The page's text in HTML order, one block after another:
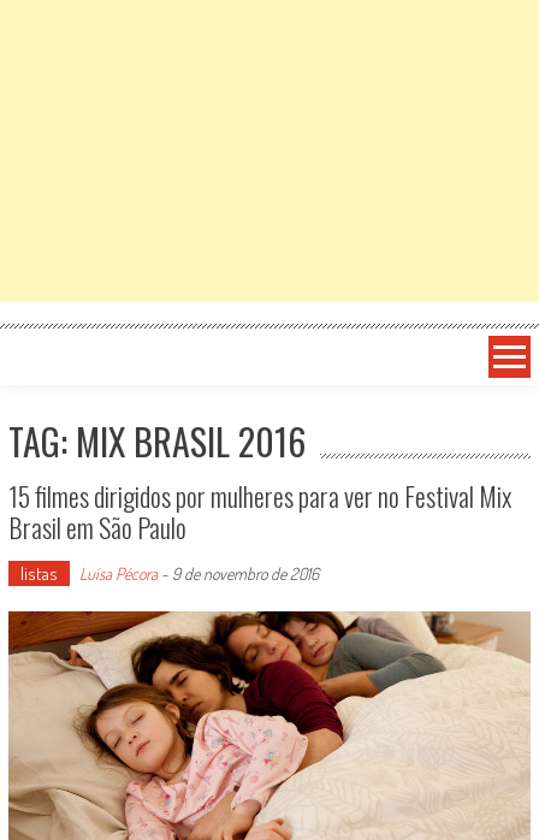
TAG: MIX BRASIL 2016
15 filmes dirigidos por mulheres para ver no Festival Mix
Brasil em São Paulo
listas Luísa Pécora- 9 de novembro de 2016